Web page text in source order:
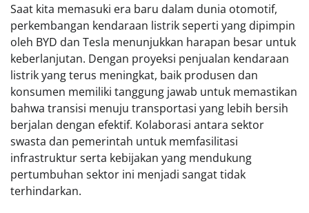
Saat kita memasuki era baru dalam dunia otomotif,
perkembangan kendaraan listrik seperti yang dipimpin
oleh BYD dan Tesla menunjukkan harapan besar untuk
keberlanjutan. Dengan proyeksi penjualan kendaraan
listrik yang terus meningkat, baik produsen dan
konsumen memiliki tanggung jawab untuk memastikan
bahwa transisi menuju transportasi yang lebih bersih
berjalan dengan efektif. Kolaborasi antara sektor
swasta dan pemerintah untuk memfasilitasi
infrastruktur serta kebijakan yang mendukung
pertumbuhan sektor ini menjadi sangat tidak
terhindarkan.